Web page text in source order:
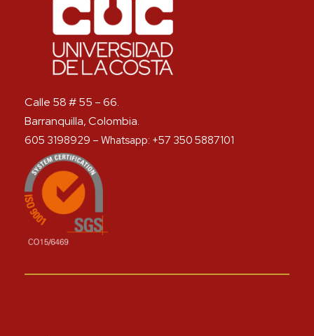
Calle 58 # 55 – 66.
Barranquilla, Colombia.
605 3198929 – Whatsapp: +57 350 5887101